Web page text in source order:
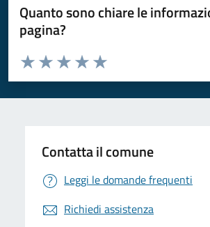
Quanto sono chiare le
pagina?
Valuta da 1 a 5 stelle la pagina
Valuta 5 stelle su 5
Valuta 4 stelle su 5
Valuta 3 stelle su 5
Valuta 2 stelle su 5
Valuta 1 stelle su 5
Contatta il comune
Leggi le domande frequenti
Richiedi assistenza